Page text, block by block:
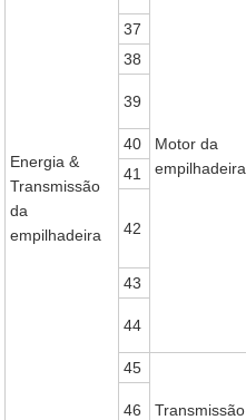
Energia &
Transmissão
da
empilhadeira
Motor da
empilhadeira
37
38
39
40
41
42
43
44
45
Transmissão
46